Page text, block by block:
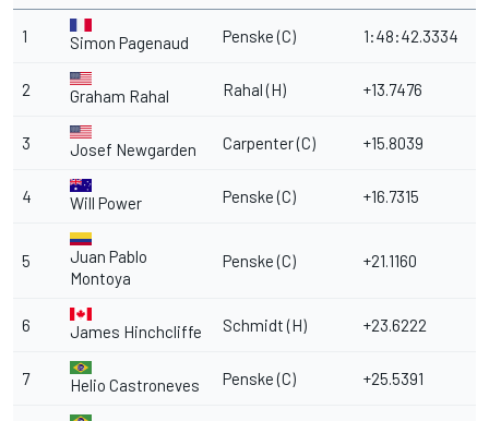
1 Simon Pagenaud Penske (C) 1:48:42.3334
2 Graham Rahal Rahal (H) +13.7476
3 Josef Newgarden Carpenter (C) +15.8039
4 Will Power Penske (C) +16.7315
5
Juan Pablo
Montoya
Penske (C) +21.1160
6 James Hinchcliffe Schmidt (H) +23.6222
7 Helio Castroneves Penske (C) +25.5391